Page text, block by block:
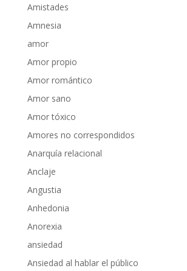
Amistades
Amnesia
amor
Amor propio
Amor romántico
Amor sano
Amor tóxico
Amores no correspondidos
Anarquía relacional
Anclaje
Angustia
Anhedonia
Anorexia
ansiedad
Ansiedad al hablar el público